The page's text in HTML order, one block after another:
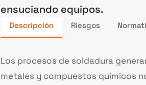
ensuciando equipos.
Descripción Riesgos
Los procesos de soldadura
metales y compuestos químicos